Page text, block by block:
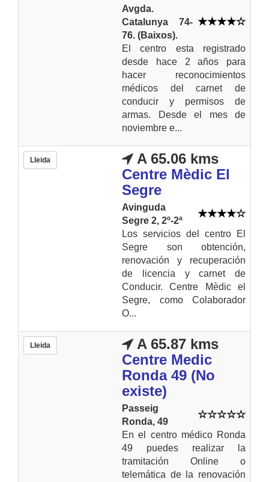
Avgda.
Catalunya 74-
76. (Baixos).
El centro esta registrado
desde hace 2 años para
hacer reconocimientos
médicos del carnet de
conducir y permisos de
armas. Desde el mes de
noviembre e...
Lleida
A 65.06 kms
Centre Mèdic El
Segre
Avinguda
Segre 2, 2º-2ª
Los servicios del centro El
Segre son obtención,
renovación y recuperación
de licencia y carnet de
Conducir. Centre Mèdic el
Segre, como Colaborador
O...
Lleida
A 65.87 kms
Centre Medic
Ronda 49 (No
existe)
Passeig
Ronda, 49
En el centro médico Ronda
49 puedes realizar la
tramitación Online o
telemática de la renovación